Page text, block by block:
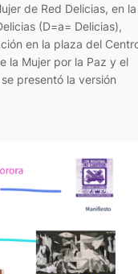
de Red Delicias, en la
(D=a= Delicias),
en la plaza del
la Mujer por la Paz y el
presentó la versión